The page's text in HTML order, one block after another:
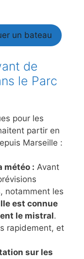
un bateau
de
le Parc
pour les
partir en
Marseille :
météo : Avant
notamment les
est connue
le mistral.
rapidement, et
sur les